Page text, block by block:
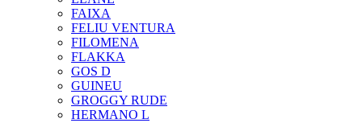
FAIXA
FELIU VENTURA
FILOMENA
FLAKKA
GOS D
GUINEU
GROGGY RUDE
HERMANO L